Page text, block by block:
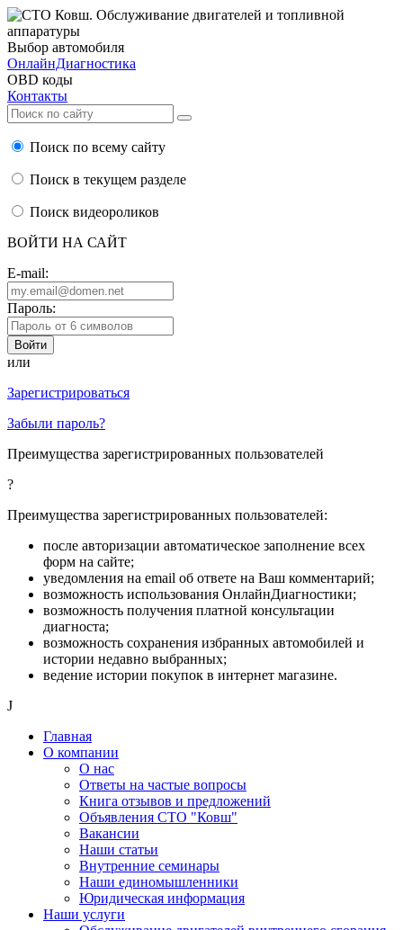
Выбор автомобиля
ОнлайнДиагностика
OBD коды
Контакты
Поиск по всему сайту
Поиск в текущем разделе
Поиск видеороликов
ВОЙТИ НА САЙТ
E-mail:
Пароль:
или
Зарегистрироваться
Забыли пароль?
Преимущества зарегистрированных пользователей
?
Преимущества зарегистрированных пользователей:
после авторизации автоматическое заполнение всех
форм на сайте;
уведомления на email об ответе на Ваш комментарий;
возможность использования ОнлайнДиагностики;
возможность получения платной консультации
диагноста;
возможность сохранения избранных автомобилей и
истории недавно выбранных;
ведение истории покупок в интернет магазине.
J
Главная
О компании
О нас
Ответы на частые вопросы
Книга отзывов и предложений
Объявления СТО "Ковш"
Вакансии
Наши статьи
Внутренние семинары
Наши единомышленники
Юридическая информация
Наши услуги